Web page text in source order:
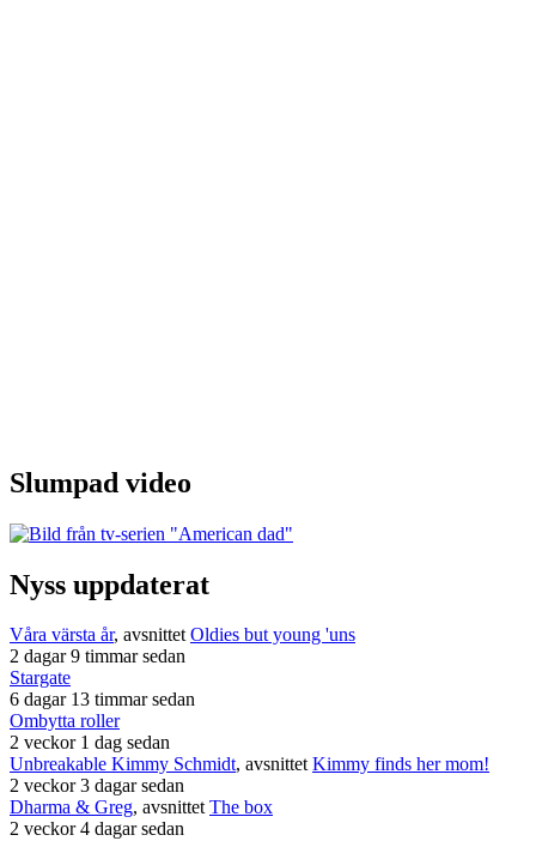
Slumpad video
Nyss uppdaterat
Våra värsta år, avsnittetOldies but young 'uns
2 dagar 9 timmar sedan
Stargate
6 dagar 13 timmar sedan
Ombytta roller
2 veckor 1 dag sedan
Unbreakable Kimmy Schmidt, avsnittetKimmy finds her mom!
2 veckor 3 dagar sedan
Dharma & Greg, avsnittetThe box
2 veckor 4 dagar sedan